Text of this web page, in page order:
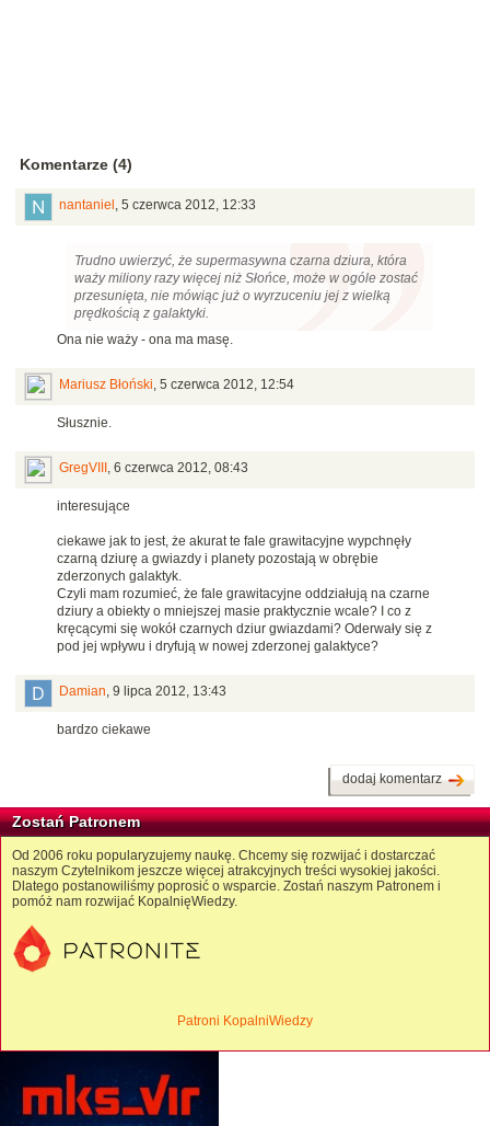
Komentarze (4)
nantaniel , 5 czerwca 2012, 12:33
Trudno uwierzyć, że supermasywna czarna dziura, która
waży miliony razy więcej niż Słońce, może w ogóle zostać
przesunięta, nie mówiąc już o wyrzuceniu jej z wielką
prędkością z galaktyki.
Ona nie waży - ona ma masę.
Mariusz Błoński, 5 czerwca 2012, 12:54
Słusznie.
GregVIII , 6 czerwca 2012, 08:43
interesujące
ciekawe jak to jest, że akurat te fale grawitacyjne wypchnęły
czarną dziurę a gwiazdy i planety pozostają w obrębie
zderzonych galaktyk.
Czyli mam rozumieć, że fale grawitacyjne oddziałują na czarne
dziury a obiekty o mniejszej masie praktycznie wcale? I co z
kręcącymi się wokół czarnych dziur gwiazdami? Oderwały się z
pod jej wpływu i dryfują w nowej zderzonej galaktyce?
Damian, 9 lipca 2012, 13:43
bardzo ciekawe
dodaj komentarz
Zostań Patronem
Od 2006 roku popularyzujemy naukę. Chcemy się rozwijać i dostarczać
naszym Czytelnikom jeszcze więcej atrakcyjnych treści wysokiej jakości.
Dlatego postanowiliśmy poprosić o wsparcie. Zostań naszym Patronem i
pomóż nam rozwijać KopalnięWiedzy.
Patroni KopalniWiedzy